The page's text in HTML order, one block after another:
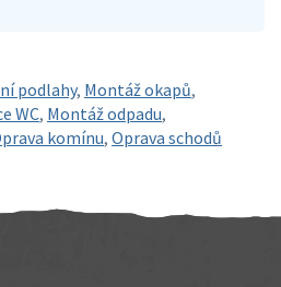
podlahy, Montáž okapů,
WC, Montáž odpadu,
komínu, Oprava schodů